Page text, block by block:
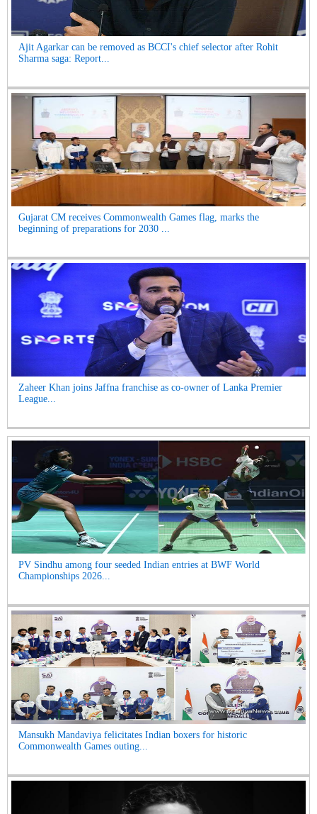
Ajit Agarkar can be removed as BCCI's chief selector after Rohit
Sharma saga: Report...
Gujarat CM receives Commonwealth Games flag, marks the
beginning of preparations for 2030 ...
Zaheer Khan joins Jaffna franchise as co-owner of Lanka Premier
League...
PV Sindhu among four seeded Indian entries at BWF World
Championships 2026...
Mansukh Mandaviya felicitates Indian boxers for historic
Commonwealth Games outing...